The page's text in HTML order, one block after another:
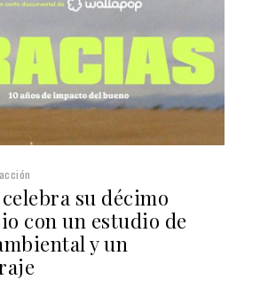
su décimo
con un estudio de
y un